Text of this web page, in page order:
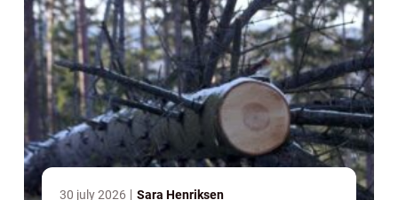
30 july 2026 Sara Henriksen